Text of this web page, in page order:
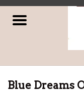
Parfums
Blue Dreams